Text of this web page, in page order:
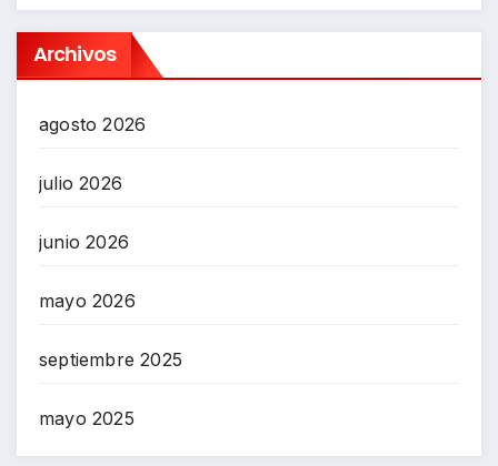
Archivos
agosto 2026
julio 2026
junio 2026
mayo 2026
septiembre 2025
mayo 2025